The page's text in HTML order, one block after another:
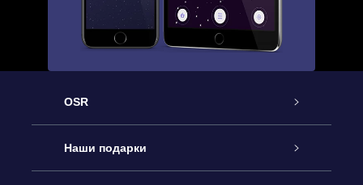
OSR
Обслуживание
Наши подарки